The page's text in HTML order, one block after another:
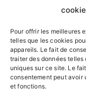
Pour offrir les meilleures
telles que les cookies
appareils. Le fait de
traiter des données telles
uniques sur ce site. Le
consentement peut avoir
et fonctions.
Depuis 2010
L'Association pour
Paysanne de la